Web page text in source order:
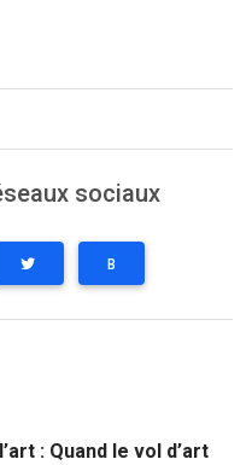
sociaux
B
: Quand le vol d’art